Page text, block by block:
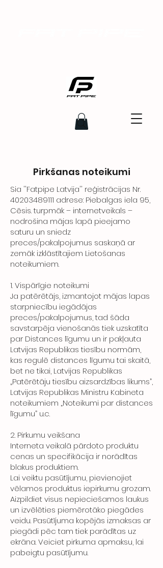
Pirkšanas noteikumi
Sia ''Fatpipe Latvija'' reģistrācijas Nr.
40203489111 adrese: Piebalgas iela 95,
Cēsis. turpmāk – internetveikals –
nodrošina mājas lapā pieejamo
saturu un sniedz
preces/pakalpojumus saskaņā ar
zemāk izklāstītajiem Lietošanas
noteikumiem.
1. Vispārīgie noteikumi
Ja patērētājs, izmantojot mājas lapas
starpniecību iegādājas
preces/pakalpojumus, tad šāda
savstarpēja vienošanās tiek uzskatīta
par Distances līgumu un ir pakļauta
Latvijas Republikas tiesību normām,
kas regulē distances līgumu tai skaitā,
bet ne tikai, Latvijas Republikas
„Patērētāju tiesību aizsardzības likums”,
Latvijas Republikas Ministru Kabineta
noteikumiem „Noteikumi par distances
līgumu” u.c.
2. Pirkumu veikšana
Interneta veikalā pārdoto produktu
cenas un specifikācija ir norādītas
blakus produktiem.
Lai veiktu pasūtījumu, pievienojiet
vēlamos produktus iepirkumu grozam.
Aizpildiet visus nepieciešamos laukus
un izvēlēties piemērotāko piegādes
veidu. Pasūtījuma kopējās izmaksas ar
piegādi pēc tam tiek parādītas uz
ekrāna. Veiciet pirkuma apmaksu, lai
pabeigtu pasūtījumu.